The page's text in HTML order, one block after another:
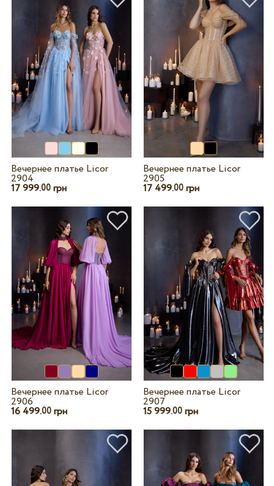
Вечернее платье Licor
2904
17 999.00грн
Вечернее платье Licor
2905
17 499.00 грн
Вечернее платье Licor
2906
16 499.00грн
Вечернее платье Licor
2907
15 999.00 грн